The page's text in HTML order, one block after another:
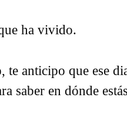
ha vivido.
te anticipo que ese
saber en dónde